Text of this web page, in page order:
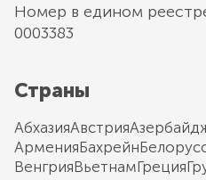
Номер в едином
0003383
Страны
АбхазияАвстрия
АрменияБахрейн
ВенгрияВьетнамГреция